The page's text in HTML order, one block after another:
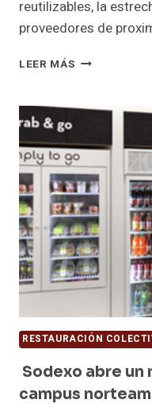
reutilizables, la
proveedores de
LEER MÁS VIVANTES
ACTIVIDAD
RESTAURACIÓN
Sodexo abre un
campus